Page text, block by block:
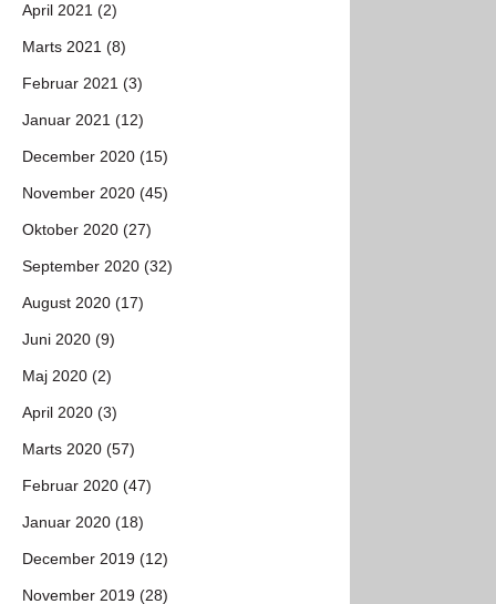
April 2021 (2)
Marts 2021 (8)
Februar 2021 (3)
Januar 2021 (12)
December 2020 (15)
November 2020 (45)
Oktober 2020 (27)
September 2020 (32)
August 2020 (17)
Juni 2020 (9)
Maj 2020 (2)
April 2020 (3)
Marts 2020 (57)
Februar 2020 (47)
Januar 2020 (18)
December 2019 (12)
November 2019 (28)